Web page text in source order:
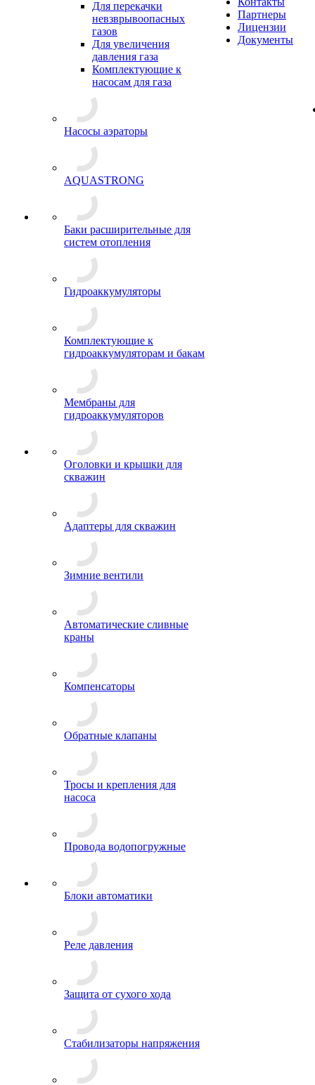
Для перекачки
невзврывоопасных
газов
Для увеличения
давления газа
Комплектующие к
насосам для газа
Насосы аэраторы
AQUASTRONG
Баки расширительные для
систем отопления
Гидроаккумуляторы
Комплектующие к
гидроаккумуляторам и бакам
Мембраны для
гидроаккумуляторов
Оголовки и крышки для
скважин
Адаптеры для скважин
Зимние вентили
Автоматические сливные
краны
Компенсаторы
Обратные клапаны
Тросы и крепления для
насоса
Провода водопогружные
Блоки автоматики
Реле давления
Защита от сухого хода
Стабилизаторы напряжения
Партнеры
Лицензии
Документы